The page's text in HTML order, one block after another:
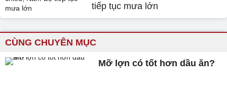
tiếp tục mưa lớn
CÙNG CHUYÊN MỤC
Mỡ lợn có tốt hơn dầu ăn?